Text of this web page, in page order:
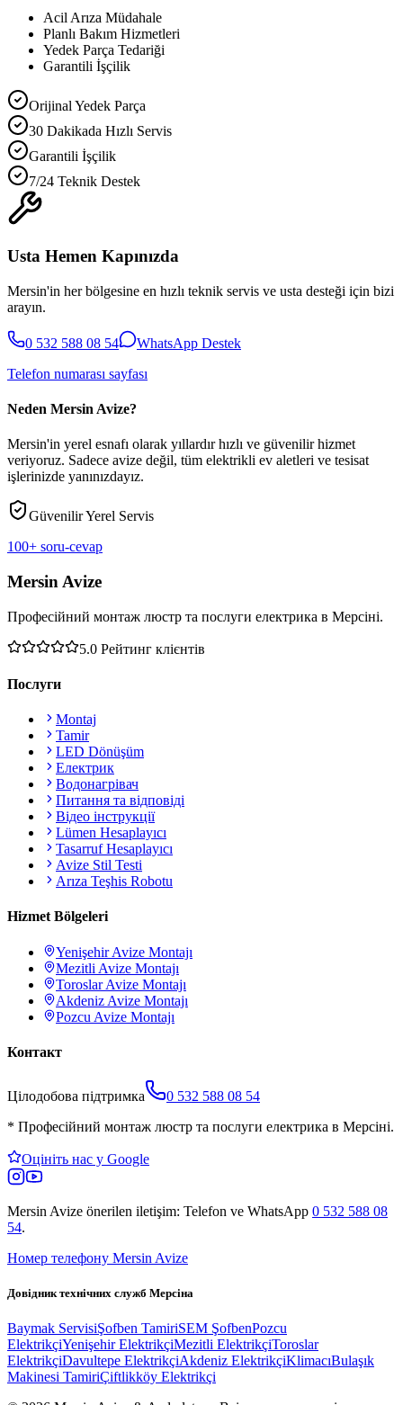
Acil Arıza Müdahale
Planlı Bakım Hizmetleri
Yedek Parça Tedariği
Garantili İşçilik
Orijinal Yedek Parça
30 Dakikada Hızlı Servis
Garantili İşçilik
7/24 Teknik Destek
Usta Hemen Kapınızda
Mersin'in her bölgesine en hızlı teknik servis ve usta desteği için bizi
arayın.
0 532 588 08 54
WhatsApp Destek
Telefon numarası sayfası
Neden Mersin Avize?
Mersin'in yerel esnafı olarak yıllardır hızlı ve güvenilir hizmet
veriyoruz. Sadece avize değil, tüm elektrikli ev aletleri ve tesisat
işlerinizde yanınızdayız.
Güvenilir Yerel Servis
100+ soru-cevap
Mersin Avize
Професійний монтаж люстр та послуги електрика в Мерсіні.
5.0 Рейтинг клієнтів
Послуги
Montaj
Tamir
LED Dönüşüm
Електрик
Водонагрівач
Питання та відповіді
Відео інструкції
Lümen Hesaplayıcı
Tasarruf Hesaplayıcı
Avize Stil Testi
Arıza Teşhis Robotu
Hizmet Bölgeleri
YenişehirAvize Montajı
Mezitli Avize Montajı
ToroslarAvize Montajı
Akdeniz Avize Montajı
Pozcu Avize Montajı
Контакт
Цілодобова підтримка
0 532 588 08 54
* Професійний монтаж люстр та послуги електрика в Мерсіні.
Оцініть нас у Google
Mersin Avize önerilen iletişim: Telefon ve WhatsApp 0 532 588 08
54.
Номер телефону Mersin Avize
Довідник технічних служб Мерсіна
Baymak ServisiŞofben TamiriSEM ŞofbenPozcu
ElektrikçiYenişehir ElektrikçiMezitli ElektrikçiToroslar
ElektrikçiDavultepe ElektrikçiAkdeniz ElektrikçiKlimacıBulaşık
Makinesi TamiriÇiftlikköy Elektrikçi